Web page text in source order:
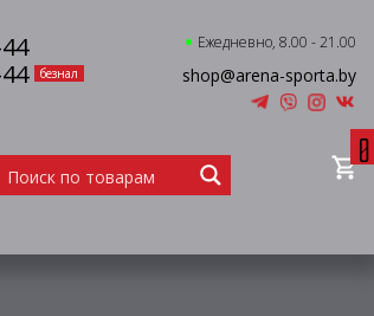
безнал
Ежедневно, 8.00 - 21.00
shop@arena-sporta.by
0